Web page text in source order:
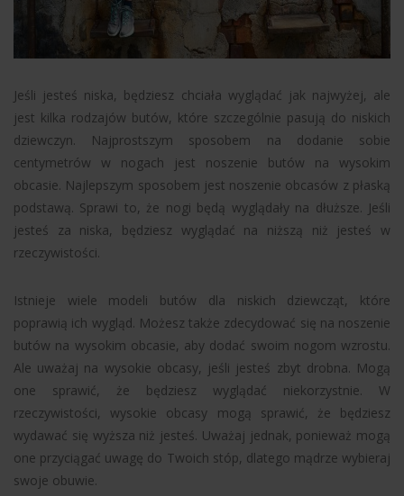
Jeśli jesteś niska, będziesz chciała wyglądać jak najwyżej, ale
jest kilka rodzajów butów, które szczególnie pasują do niskich
dziewczyn. Najprostszym sposobem na dodanie sobie
centymetrów w nogach jest noszenie butów na wysokim
obcasie. Najlepszym sposobem jest noszenie obcasów z płaską
podstawą. Sprawi to, że nogi będą wyglądały na dłuższe. Jeśli
jesteś za niska, będziesz wyglądać na niższą niż jesteś w
rzeczywistości.
Istnieje wiele modeli butów dla niskich dziewcząt, które
poprawią ich wygląd. Możesz także zdecydować się na noszenie
butów na wysokim obcasie, aby dodać swoim nogom wzrostu.
Ale uważaj na wysokie obcasy, jeśli jesteś zbyt drobna. Mogą
one sprawić, że będziesz wyglądać niekorzystnie. W
rzeczywistości, wysokie obcasy mogą sprawić, że będziesz
wydawać się wyższa niż jesteś. Uważaj jednak, ponieważ mogą
one przyciągać uwagę do Twoich stóp, dlatego mądrze wybieraj
swoje obuwie.